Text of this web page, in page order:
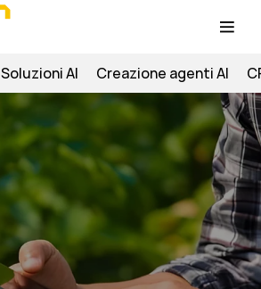
Soluzioni AI Creazione agenti AI